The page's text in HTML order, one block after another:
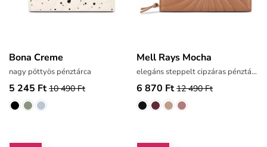
Bona Creme
nagy pöttyös pénztárca
5 245 Ft 10 490 Ft
Mell Rays Mocha
elegáns steppelt cipzáras pénztárca
6 870 Ft 12 490 Ft